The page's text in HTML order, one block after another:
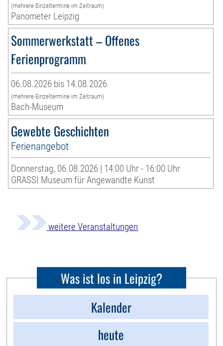
(mehrere Einzeltermine im Zeitraum)
Panometer Leipzig
Sommerwerkstatt – Offenes
Ferienprogramm
06.08.2026 bis 14.08.2026
(mehrere Einzeltermine im Zeitraum)
Bach-Museum
Gewebte Geschichten
Ferienangebot
Donnerstag, 06.08.2026 | 14:00 Uhr - 16:00 Uhr
GRASSI Museum für Angewandte Kunst
weitere Veranstaltungen
Was ist los in Leipzig?
Kalender
heute